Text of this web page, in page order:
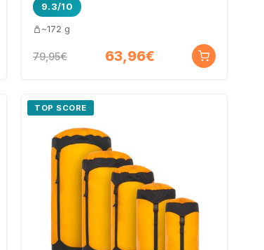
9.3/10
~172 g
79,95€ 63,96€
TOP SCORE